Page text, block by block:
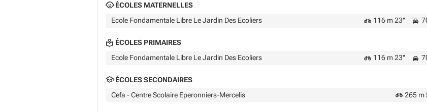
ÉCOLES MATERNELLES
Ecole Fondamentale Libre Le Jardin Des Ecoliers
116 m 23''
ÉCOLES PRIMAIRES
Ecole Fondamentale Libre Le Jardin Des Ecoliers
116 m 23''
ÉCOLES SECONDAIRES
Cefa - Centre Scolaire Eperonniers-Mercelis
265 m